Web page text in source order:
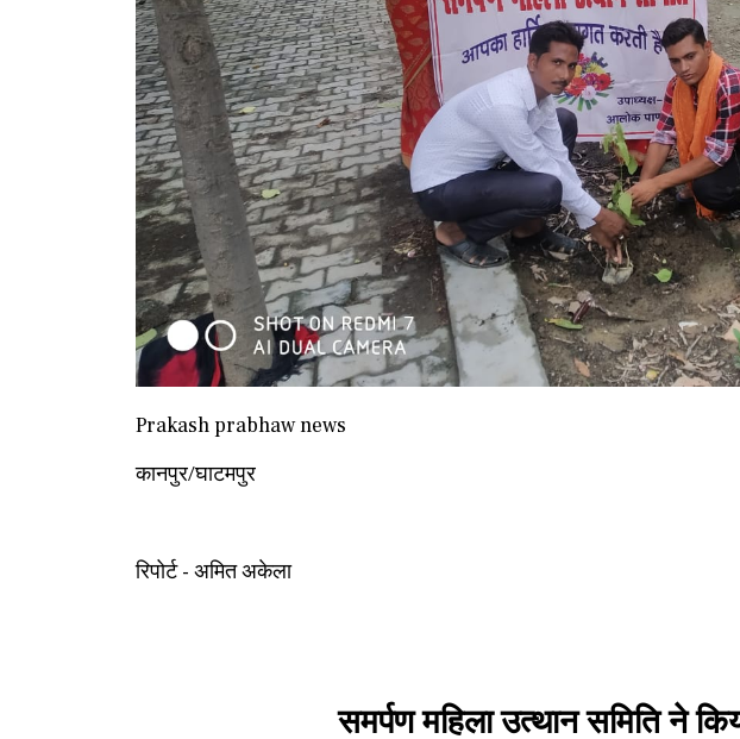
Prakash prabhaw news
कानपुर/घाटमपुर
रिपोर्ट - अमित अकेला
समर्पण महिला उत्थान समिति ने